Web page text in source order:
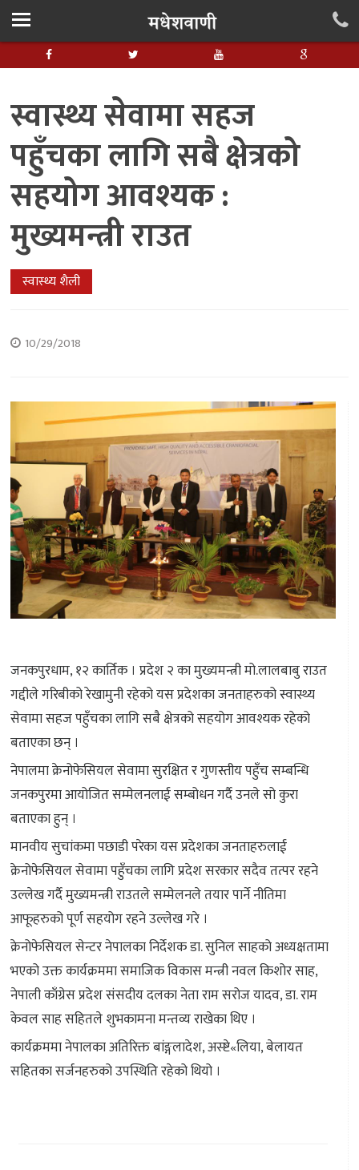
स्वास्थ्य सेवामा सहज
पहुँचका लागि सबै क्षेत्रको
सहयोग आवश्यक :
मुख्यमन्त्री राउत
स्वास्थ्य शैली
10/29/2018
जनकपुरधाम, १२ कार्तिक । प्रदेश २ का मुख्यमन्त्री मो.लालबाबु राउत
गद्दीले गरिबीको रेखामुनी रहेको यस प्रदेशका जनताहरुको स्वास्थ्य
सेवामा सहज पहुँचका लागि सबै क्षेत्रको सहयोग आवश्यक रहेको
बताएका छन् ।
नेपालमा क्रेनोफेसियल सेवामा सुरक्षित र गुणस्तीय पहुँच सम्बन्धि
जनकपुरमा आयोजित सम्मेलनलाई सम्बोधन गर्दै उनले सो कुरा
बताएका हुन् ।
मानवीय सुचांकमा पछाडी परेका यस प्रदेशका जनताहरुलाई
क्रेनोफेसियल सेवामा पहुँचका लागि प्रदेश सरकार सदैव तत्पर रहने
उल्लेख गर्दै मुख्यमन्त्री राउतले सम्मेलनले तयार पार्ने नीतिमा
आफूहरुको पूर्ण सहयोग रहने उल्लेख गरे ।
क्रेनोफेसियल सेन्टर नेपालका निर्देशक डा. सुनिल साहको अध्यक्षतामा
भएको उक्त कार्यक्रममा समाजिक विकास मन्त्री नवल किशोर साह,
नेपाली काँग्रेस प्रदेश संसदीय दलका नेता राम सरोज यादव, डा. राम
केवल साह सहितले शुभकामना मन्तव्य राखेका थिए ।
कार्यक्रममा नेपालका अतिरिक्त बांङ्गलादेश, अस्ष्टे«लिया, बेलायत
सहितका सर्जनहरुको उपस्थिति रहेको थियो ।